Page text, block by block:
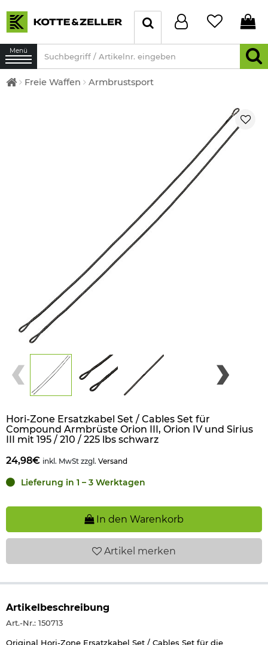
Menü
Freie Waffen Armbrustsport
Hori-Zone Ersatzkabel Set / Cables Set für
Compound Armbrüste Orion III, Orion IV und Sirius
III mit 195 / 210 / 225 lbs schwarz
24,98€ inkl. MwSt zzgl. Versand
Lieferung in 1 – 3 Werktagen
In den Warenkorb
Artikel merken
Artikelbeschreibung
Art.-Nr.: 150713
Original Hori-Zone Ersatzkabel Set / Cables Set für die